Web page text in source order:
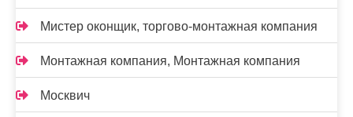
Мистер оконщик, торгово-монтажная компания
Монтажная компания, Монтажная компания
Москвич